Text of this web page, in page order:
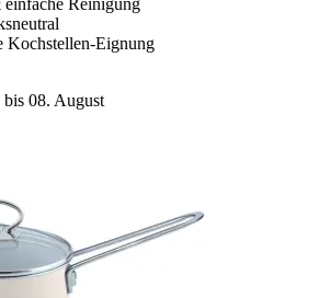
einfache Reinigung
Kochstellen-Eignung
08. August